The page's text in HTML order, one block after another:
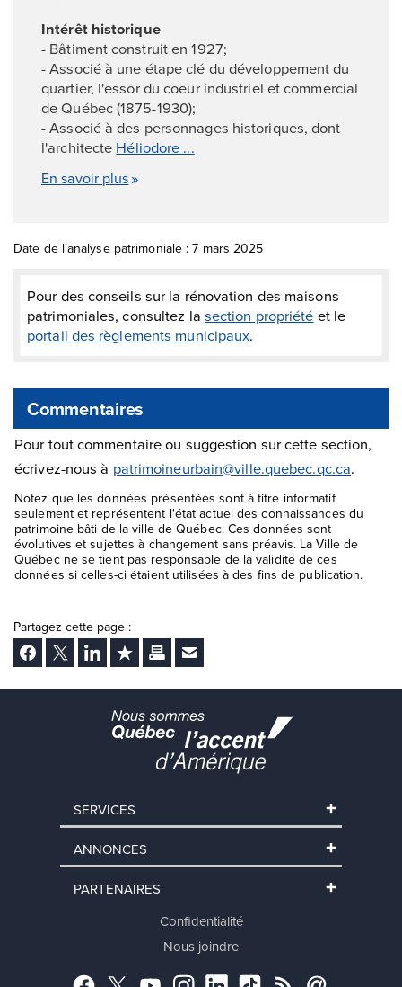
Intérêt historique
- Bâtiment construit en 1927;
- Associé à une étape clé du développement du
quartier, l'essor du coeur industriel et commercial
de Québec (1875-1930);
- Associé à des personnages historiques, dont
l'architecte Héliodore ...
En savoir plus
Date de l’analyse patrimoniale : 7 mars 2025
Pour des conseils sur la rénovation des maisons
patrimoniales, consultez la section propriété et le
portail des règlements municipaux.
Commentaires
Pour tout commentaire ou suggestion sur cette section,
écrivez-nous à patrimoineurbain@ville.quebec.qc.ca.
Notez que les données présentées sont à titre informatif
seulement et représentent l'état actuel des connaissances du
patrimoine bâti de la ville de Québec. Ces données sont
évolutives et sujettes à changement sans préavis. La Ville de
Québec ne se tient pas responsable de la validité de ces
données si celles-ci étaient utilisées à des fins de publication.
Partagez cette page :
Facebook
Twitter LinkedInAjouter aux favoris
ImprimerEnvoyer Ã un ami
SERVICES
ANNONCES
PARTENAIRES
Confidentialité
Nous joindre
Facebook
TwitterYouTubeInstagram
LinkedInTikTokRSS Abonnement